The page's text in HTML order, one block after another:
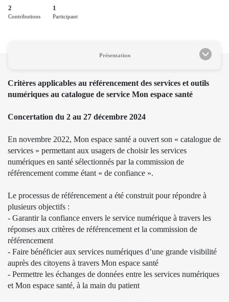
2
Contributions
1
Participant
Présentation
Critères applicables au référencement des services et outils
numériques au catalogue de service Mon espace santé
Concertation du 2 au 27 décembre 2024
En novembre 2022, Mon espace santé a ouvert son « catalogue de
services » permettant aux usagers de choisir les services
numériques en santé sélectionnés par la commission de
référencement comme étant « de confiance ».
Le processus de référencement a été construit pour répondre à
plusieurs objectifs :
- Garantir la confiance envers le service numérique à travers les
réponses aux critères de référencement et la commission de
référencement
- Faire bénéficier aux services numériques d’une grande visibilité
auprès des citoyens à travers Mon espace santé
- Permettre les échanges de données entre les services numériques
et Mon espace santé, à la main du patient